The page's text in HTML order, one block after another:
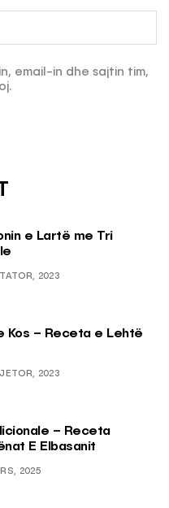
email-in dhe sajtin tim,
e Lartë me Tri
2023
Kos – Receta e Lehtë
2023
– Receta
E Elbasanit
2025